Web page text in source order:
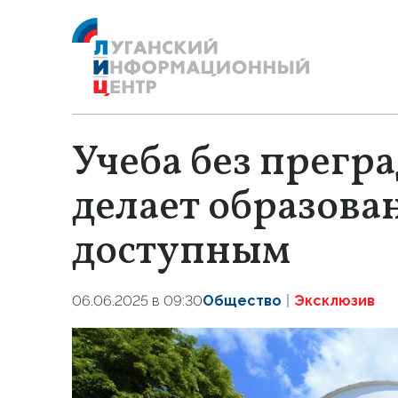
Учеба без
делает
доступным
06.06.2025 в 09:30Общество Эксклюзив